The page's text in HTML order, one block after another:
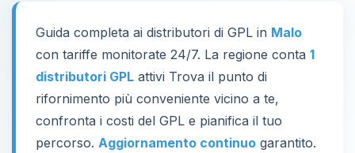
Guida completa ai distributori di GPL in Malo
con tariffe monitorate 24/7. La regione conta 1
distributori GPL attivi Trova il punto di
rifornimento più conveniente vicino a te,
confronta i costi del GPL e pianifica il tuo
percorso. Aggiornamento continuo garantito.